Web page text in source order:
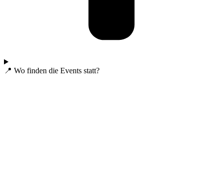
📍 Wo finden die Events statt?